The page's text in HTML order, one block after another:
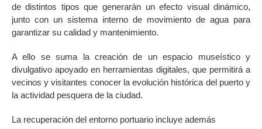
de distintos tipos que generarán un efecto visual dinámico,
junto con un sistema interno de movimiento de agua para
garantizar su calidad y mantenimiento.
A ello se suma la creación de un espacio museístico y
divulgativo apoyado en herramientas digitales, que permitirá a
vecinos y visitantes conocer la evolución histórica del puerto y
la actividad pesquera de la ciudad.
La recuperación del entorno portuario incluye además